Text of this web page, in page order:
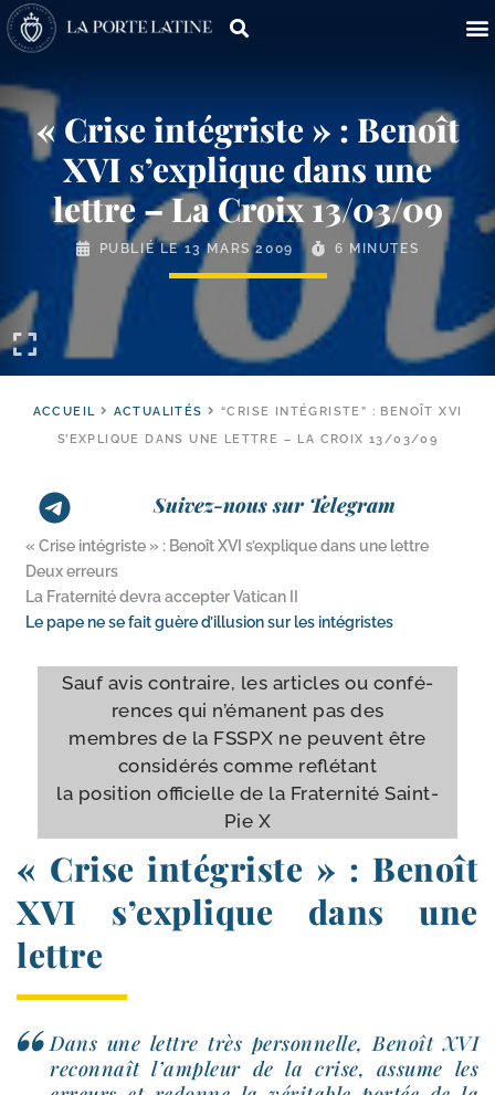
« Crise intégriste » : Benoît
XVI s’explique dans une
lettre – La Croix 13/​03/​09
PUBLIÉ LE13 MARS 2009 6 MINUTES
ACCUEIL ACTUALITÉS
“CRISE INTÉGRISTE” : BENOÎT XVI
S’EXPLIQUE DANS UNE LETTRE – LA CROIX 13/03/09
Suivez-nous sur Telegram
« Crise intégriste » : Benoît XVI s’explique dans une lettre
Deux erreurs
La Fraternité devra accepter Vatican II
Le pape ne se fait guère d’illusion sur les intégristes
Sauf avis contraire, les articles ou confé­
rences qui n’é­manent pas des
membres de la FSSPX ne peuvent être
consi­dé­rés comme reflé­tant
la posi­tion offi­cielle de la Fraternité Saint-​
Pie X
« Crise intégriste » : Benoît
XVI s’explique dans une
lettre
Dans une lettre très per­son­nelle, Benoît XVI
recon­naît l’am­pleur de la crise, assume les